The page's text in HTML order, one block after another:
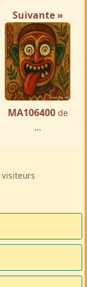
Suivante »
MA106400 de
...
visiteurs